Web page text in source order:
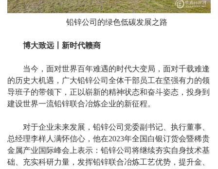
铅锌公司的绿色低碳发展之路
博大致远〡新时代赣商
当今，面对世界百年难遇的时代大变局，面对千载难逢
的历史大机遇，广大铅锌公司全体干部员工在坚强有力的领
导班子的带领下，正以崭新的精神状态和奋斗姿态，投身到
建设世界一流铅锌联合冶炼企业的新征程。
对于企业未来发展，铅锌公司党委副书记、执行董事、
总经理李样人满怀信心，他在2023年全国白银订货会暨稀贵
金属产业国际峰会上表示：铅锌公司将继续夯实自身技术基
础、充实科研力量，发挥铅锌联合冶炼工艺优势，提升金、